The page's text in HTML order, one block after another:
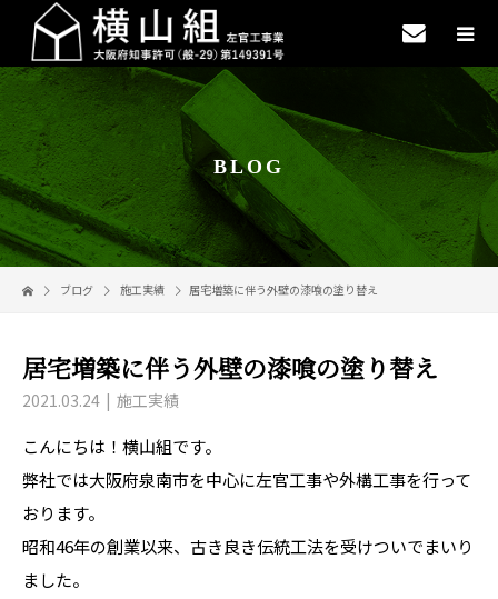
BLOG
ブログ 施工実績 居宅増築に伴う外壁の漆喰の塗り替え
居宅増築に伴う外壁の漆喰の塗り替え
2021.03.24 施工実績
こんにちは！横山組です。
弊社では大阪府泉南市を中心に左官工事や外構工事を行って
おります。
昭和46年の創業以来、古き良き伝統工法を受けついでまいり
ました。